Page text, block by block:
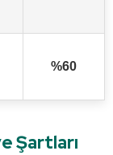
%60
Şartları